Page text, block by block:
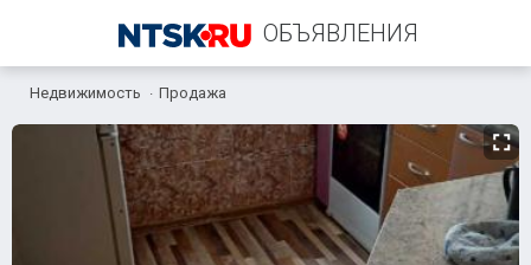
ОБЪЯВЛЕНИЯ
+7 (982) 122-24-19
Недвижимость Продажа